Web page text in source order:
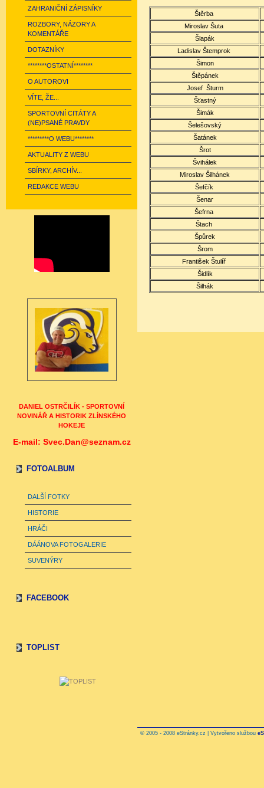
ZAHRANIČNÍ ZÁPISNÍKY
ROZBORY, NÁZORY A
KOMENTÁŘE
DOTAZNÍKY
********OSTATNÍ********
O AUTOROVI
VÍTE, ŽE...
SPORTOVNÍ CITÁTY A
(NE)PSANÉ PRAVDY
*********O WEBU********
AKTUALITY Z WEBU
SBÍRKY, ARCHÍV...
REDAKCE WEBU
DANIEL OSTRČILÍK - SPORTOVNÍ
NOVINÁŘ A HISTORIK ZLÍNSKÉHO
HOKEJE
E-mail: Svec.Dan@seznam.cz
FOTOALBUM
DALŠÍ FOTKY
HISTORIE
HRÁČI
DÁÁNOVA FOTOGALERIE
SUVENÝRY
FACEBOOK
TOPLIST
Štěrba
Miroslav Šuta
Šlapák
Ladislav Štemprok
Šimon
Štěpánek
Josef Šturm
Šťastný
Šimák
Šelešovský
Šatánek
Šrot
Švihálek
Miroslav Šilhánek
Šefčík
Šenar
Šefrna
Štach
Špůrek
Šrom
František Štulíř
Šidlík
Šilhák
© 2005 - 2008 eStránky.cz | Vytvořeno službou